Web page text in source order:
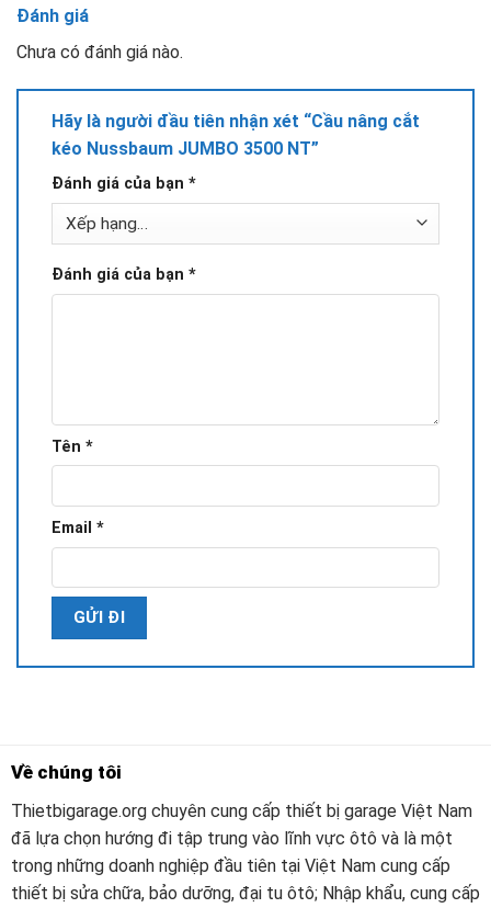
Đánh giá
Chưa có đánh giá nào.
Hãy là người đầu tiên nhận xét “Cầu nâng cắt
kéo Nussbaum JUMBO 3500 NT”
Đánh giá của bạn *
Đánh giá của bạn *
Tên *
Email *
Về chúng tôi
Thietbigarage.org chuyên cung cấp thiết bị garage Việt Nam
đã lựa chọn hướng đi tập trung vào lĩnh vực ôtô và là một
trong những doanh nghiệp đầu tiên tại Việt Nam cung cấp
thiết bị sửa chữa, bảo dưỡng, đại tu ôtô; Nhập khẩu, cung cấp